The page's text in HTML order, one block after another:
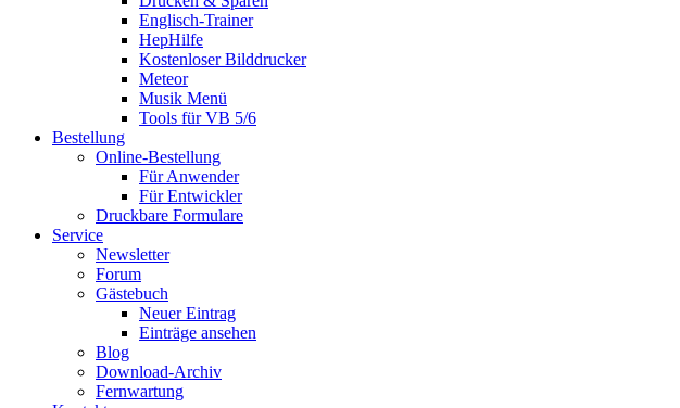
Englisch-Trainer
HepHilfe
Kostenloser Bilddrucker
Meteor
Musik Menü
Tools für VB 5/6
Bestellung
Online-Bestellung
Für Anwender
Für Entwickler
Druckbare Formulare
Service
Newsletter
Forum
Gästebuch
Neuer Eintrag
Einträge ansehen
Blog
Download-Archiv
Fernwartung